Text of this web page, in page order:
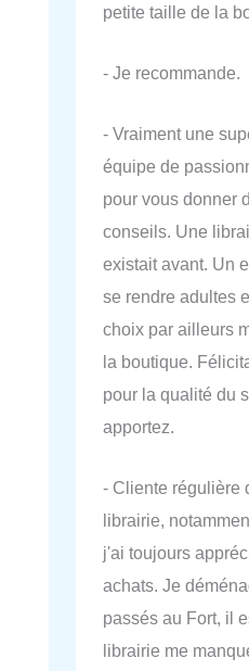
petite taille de la
- Je recommande.
- Vraiment une
équipe de
pour vous donner
conseils. Une
existait avant. Un
se rendre adultes
choix par ailleurs
la boutique.
pour la qualité du
apportez.
- Cliente régulière
librairie,
j'ai toujours
achats. Je
passés au Fort, il
librairie me